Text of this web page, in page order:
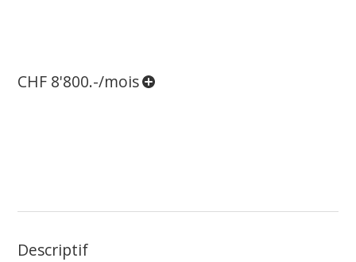
CHF 8'800.-/mois
Descriptif